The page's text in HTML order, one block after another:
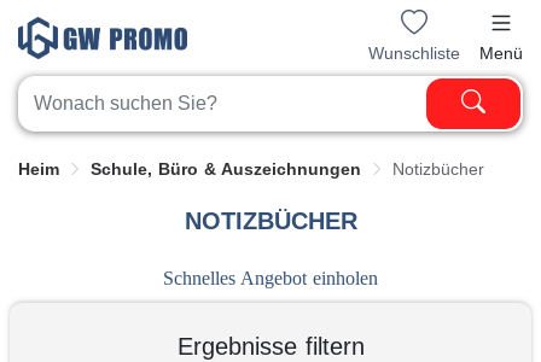
Wunschliste Menü
Heim Schule, Büro & Auszeichnungen Notizbücher
NOTIZBÜCHER
Schnelles Angebot einholen
Ergebnisse filtern